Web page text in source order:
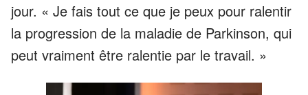
jour. « Je fais tout ce que je peux pour ralentir
la progression de la maladie de Parkinson, qui
peut vraiment être ralentie par le travail. »